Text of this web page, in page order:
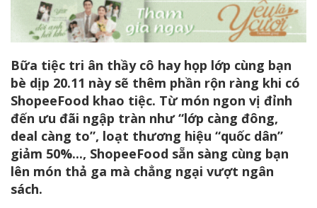
Bữa tiệc tri ân thầy cô hay họp lớp cùng bạn
bè dịp 20.11 này sẽ thêm phần rộn ràng khi có
ShopeeFood khao tiệc. Từ món ngon vị đỉnh
đến ưu đãi ngập tràn như “lớp càng đông,
deal càng to”, loạt thương hiệu “quốc dân”
giảm 50%..., ShopeeFood sẵn sàng cùng bạn
lên món thả ga mà chẳng ngại vượt ngân
sách.